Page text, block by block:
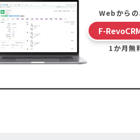
Webからの
F-
1か月無